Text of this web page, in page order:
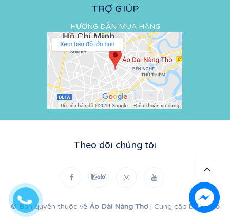
TRỢ GIÚP
HƯỚNG DẪN MUA HÀNG
Theo dõi chúng tôi
© Bản quyền thuộc về Áo Dài Nàng Thơ | Cung cấp bởiSapo